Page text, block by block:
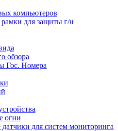
компьютеров
для защиты г/н
обзора
Гос. Номера
огни
для систем мониторинга